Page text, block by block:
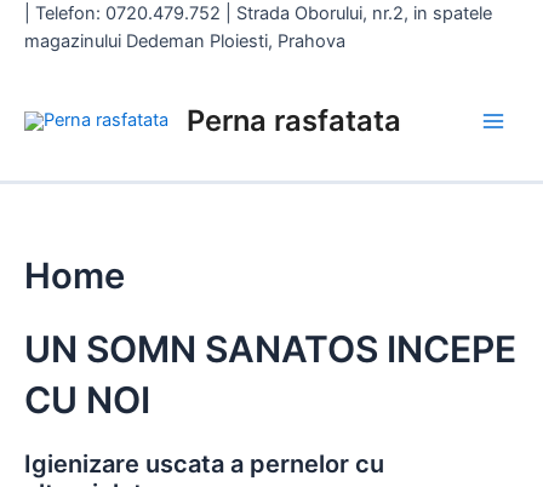
Telefon: 0720.479.752 | Strada Oborului, nr.2, in spatele
magazinului Dedeman Ploiesti, Prahova
Perna rasfatata
Home
UN SOMN SANATOS INCEPE
CU NOI
Igienizare uscata a pernelor cu